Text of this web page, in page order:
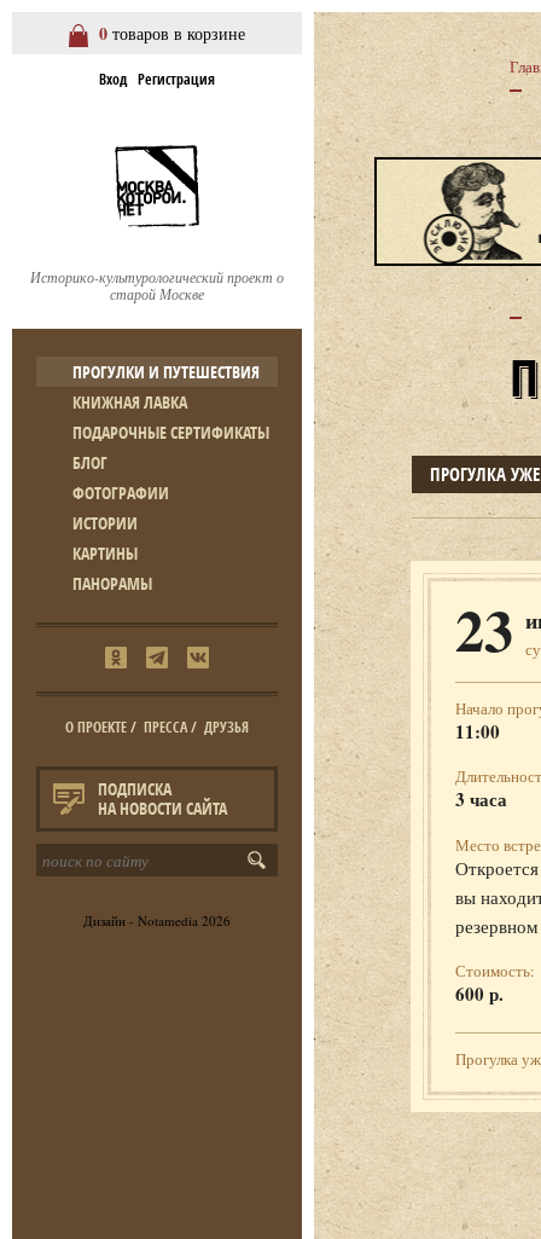
0 товаров в корзине
Вход Регистрация
Историко-культурологический проект о
старой Москве
ПРОГУЛКИ И ПУТЕШЕСТВИЯ
КНИЖНАЯ ЛАВКА
ПОДАРОЧНЫЕ СЕРТИФИКАТЫ
БЛОГ
ФОТОГРАФИИ
ИСТОРИИ
КАРТИНЫ
ПАНОРАМЫ
О ПРОЕКТЕ/ ПРЕССА/ ДРУЗЬЯ
ПОДПИСКА
НА НОВОСТИ САЙТА
Дизайн - Notamedia 2026
ПРОГУЛКА
23
Начало
11:00
3 часа
Место
вы
Стоимость:
600 р.
Прогулка